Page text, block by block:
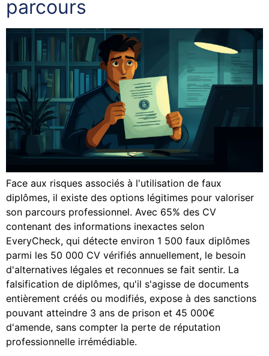
parcours
Face aux risques associés à l'utilisation de faux
diplômes, il existe des options légitimes pour valoriser
son parcours professionnel. Avec 65% des CV
contenant des informations inexactes selon
EveryCheck, qui détecte environ 1 500 faux diplômes
parmi les 50 000 CV vérifiés annuellement, le besoin
d'alternatives légales et reconnues se fait sentir. La
falsification de diplômes, qu'il s'agisse de documents
entièrement créés ou modifiés, expose à des sanctions
pouvant atteindre 3 ans de prison et 45 000€
d'amende, sans compter la perte de réputation
professionnelle irrémédiable.